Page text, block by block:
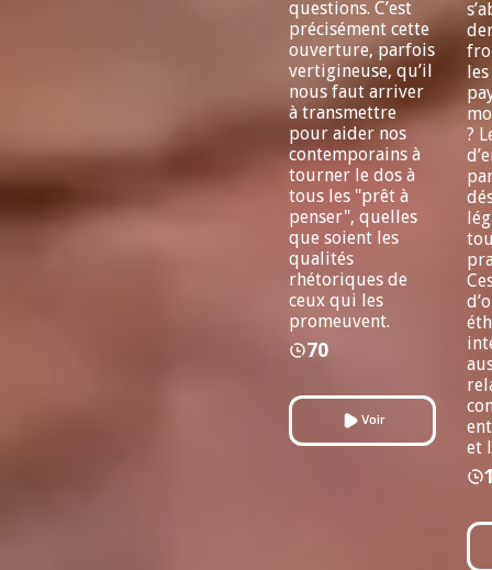
questions. C’est
précisément cette
ouverture, parfois
vertigineuse, qu’il
nous faut arriver
à transmettre
pour aider nos
contemporains à
tourner le dos à
tous les "prêt à
penser", quelles
que soient les
qualités
rhétoriques de
ceux qui les
promeuvent.
70
Voir
?
et